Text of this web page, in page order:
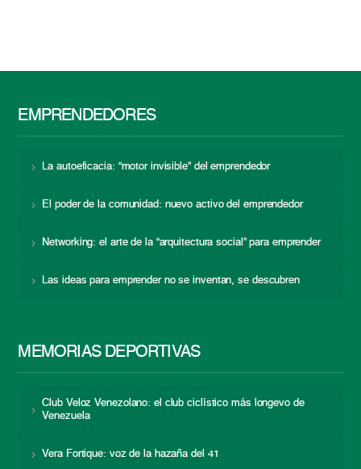
EMPRENDEDORES
La autoeficacia: “motor invisible” del emprendedor
El poder de la comunidad: nuevo activo del emprendedor
Networking: el arte de la “arquitectura social” para emprender
Las ideas para emprender no se inventan, se descubren
MEMORIAS DEPORTIVAS
Club Veloz Venezolano: el club ciclístico más longevo de
Venezuela
Vera Fortique: voz de la hazaña del 41